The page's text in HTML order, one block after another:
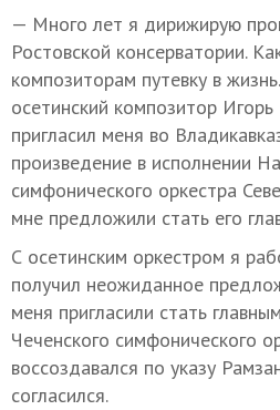
— Много лет я дирижирую
Ростовской консерватории.
композиторам путевку в
осетинский композитор
пригласил меня во
произведение в исполнении
симфонического оркестра
мне предложили стать его
С осетинским оркестром я
получил неожиданное
меня пригласили стать
Чеченского симфонического
воссоздавался по указу
согласился.